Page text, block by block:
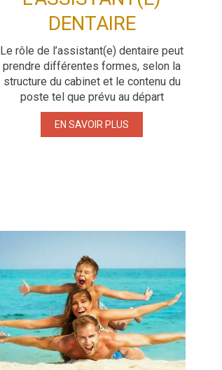
DENTAIRE
Le rôle de l’assistant(e) dentaire peut
prendre différentes formes, selon la
structure du cabinet et le contenu du
poste tel que prévu au départ
EN SAVOIR PLUS